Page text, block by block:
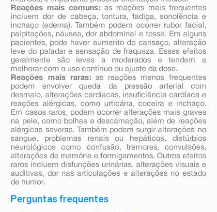
Reações mais comuns: as reações mais frequentes
incluem dor de cabeça, tontura, fadiga, sonolência e
inchaço (edema). Também podem ocorrer rubor facial,
palpitações, náusea, dor abdominal e tosse. Em alguns
pacientes, pode haver aumento do cansaço, alteração
leve do paladar e sensação de fraqueza. Esses efeitos
geralmente são leves a moderados e tendem a
melhorar com o uso contínuo ou ajuste da dose.
Reações mais raras: as reações menos frequentes
podem envolver queda da pressão arterial com
desmaio, alterações cardíacas, insuficiência cardíaca e
reações alérgicas, como urticária, coceira e inchaço.
Em casos raros, podem ocorrer alterações mais graves
na pele, como bolhas e descamação, além de reações
alérgicas severas. Também podem surgir alterações no
sangue, problemas renais ou hepáticos, distúrbios
neurológicos como confusão, tremores, convulsões,
alterações de memória e formigamentos. Outros efeitos
raros incluem disfunções urinárias, alterações visuais e
auditivas, dor nas articulações e alterações no estado
de humor.
Perguntas frequentes